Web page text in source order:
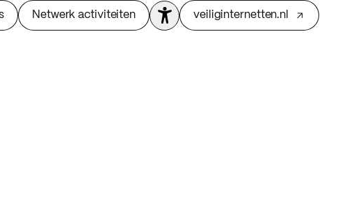
Netwerk activiteiten veiliginternetten.nl